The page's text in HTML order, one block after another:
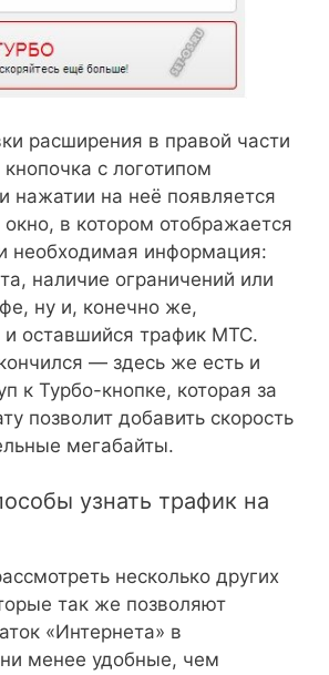
расширения в правой части
с логотипом
нажатии на неё появляется
в котором отображается
необходимая информация:
наличие ограничений или
ну и, конечно же,
и оставшийся трафик МТС.
— здесь же есть и
к Турбо-кнопке, которая за
позволит добавить скорость
мегабайты.
узнать трафик на
несколько других
так же позволяют
«Интернета» в
менее удобные, чем